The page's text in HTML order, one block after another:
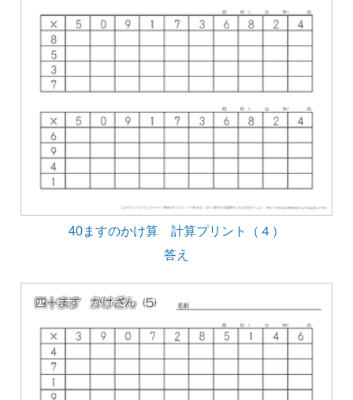
40ますのかけ算 計算プリント（４）
答え